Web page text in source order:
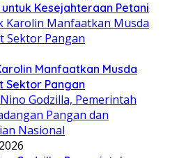
Kesejahteraan Petani
Manfaatkan Musda
Sektor Pangan